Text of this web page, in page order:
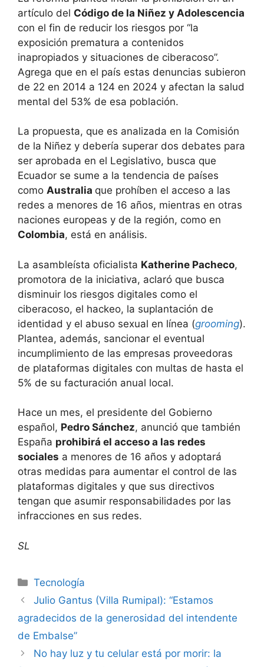
artículo del Código de la Niñez y Adolescencia
con el fin de reducir los riesgos por “la
exposición prematura a contenidos
inapropiados y situaciones de ciberacoso”.
Agrega que en el país estas denuncias subieron
de 22 en 2014 a 124 en 2024 y afectan la salud
mental del 53% de esa población.
La propuesta, que es analizada en la Comisión
de la Niñez y debería superar dos debates para
ser aprobada en el Legislativo, busca que
Ecuador se sume a la tendencia de países
como Australia que prohíben el acceso a las
redes a menores de 16 años, mientras en otras
naciones europeas y de la región, como en
Colombia, está en análisis.
La asambleísta oficialista Katherine Pacheco,
promotora de la iniciativa, aclaró que busca
disminuir los riesgos digitales como el
ciberacoso, el hackeo, la suplantación de
identidad y el abuso sexual en línea (grooming).
Plantea, además, sancionar el eventual
incumplimiento de las empresas proveedoras
de plataformas digitales con multas de hasta el
5% de su facturación anual local.
Hace un mes, el presidente del Gobierno
español, Pedro Sánchez, anunció que también
España prohibirá el acceso a las redes
sociales a menores de 16 años y adoptará
otras medidas para aumentar el control de las
plataformas digitales y que sus directivos
tengan que asumir responsabilidades por las
infracciones en sus redes.
SL
Tecnología
Julio Gantus (Villa Rumipal): “Estamos
agradecidos de la generosidad del intendente
de Embalse”
No hay luz y tu celular está por morir: la